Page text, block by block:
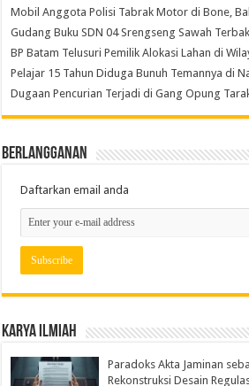
Mobil Anggota Polisi Tabrak Motor di Bone,
Gudang Buku SDN 04 Srengseng Sawah
BP Batam Telusuri Pemilik Alokasi Lahan di
Pelajar 15 Tahun Diduga Bunuh Temannya di
Dugaan Pencurian Terjadi di Gang Opung
Berlangganan
Daftarkan email anda
Karya Ilmiah
Paradoks Akta Jaminan
Rekonstruksi Desain